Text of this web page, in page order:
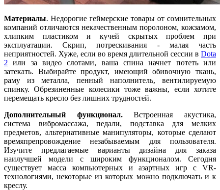
Материалы. Недорогие геймерские товары от сомнительных
компаний отличаются некачественным поролоном, кожзамом,
хлипким пластиком и кучей скрытых проблем при
эксплуатации. Скрип, потрескивания - малая часть
неприятностей. Хуже, если во время длительной сессии в Dota
2 или за видео слотами, ваша спина начнет потеть или
затекать. Выбирайте продукт, имеющий обивочную ткань,
раму из металла, пенный наполнитель, вентилируемую
спинку. Обрезиненные колесики тоже важны, если хотите
перемещать кресло без лишних трудностей.
Дополнительный функционал.Встроенная акустика,
система вибромассажа, педали, подставка для мелких
предметов, альтернативные манипуляторы, которые сделают
времяпрепровождение незабываемым для пользователя.
Изучите предлагаемые варианты дизайна для заказа
наилучшей модели с широким функционалом. Сегодня
существует масса компьютерных и азартных игр с VR-
технологиями, некоторые из которых можно подключать и к
креслу.